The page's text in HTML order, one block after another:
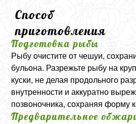
Способ
приготовления
Подготовка рыбы
Рыбу очистите от чешуи,
бульона. Разрежьте рыбу на
куски, не делая продольного
внутренности и аккуратно
позвоночника, сохраняя форму
Предварительное